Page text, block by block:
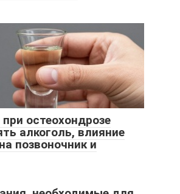
остеохондрозе
алкоголь, влияние
позвоночник и